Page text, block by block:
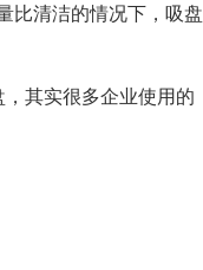
清洁的情况下，吸盘
其实很多企业使用的